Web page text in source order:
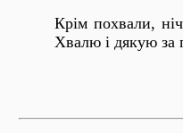
Крім похвали,
Хвалю і дякую за